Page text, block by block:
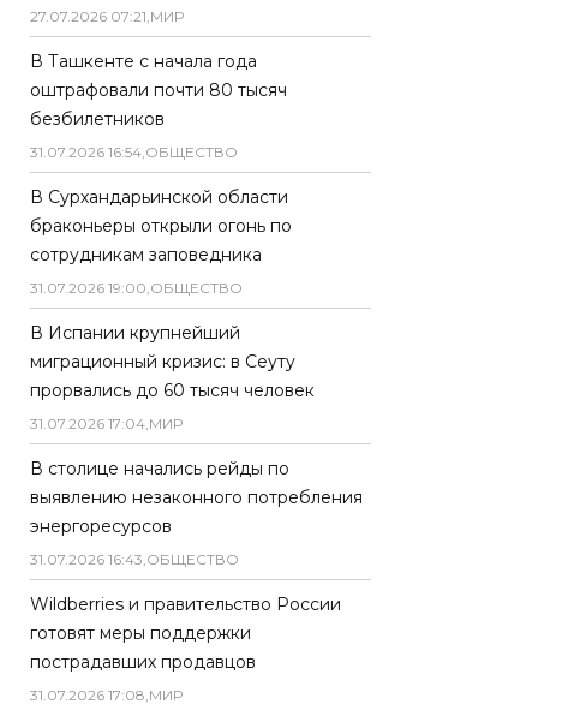
27.07.2026 07:21,МИР
В Ташкенте с начала года
оштрафовали почти 80 тысяч
безбилетников
31.07.2026 16:54,ОБЩЕСТВО
В Сурхандарьинской области
браконьеры открыли огонь по
сотрудникам заповедника
31.07.2026 19:00,ОБЩЕСТВО
В Испании крупнейший
миграционный кризис: в Сеуту
прорвались до 60 тысяч человек
31.07.2026 17:04,МИР
В столице начались рейды по
выявлению незаконного потребления
энергоресурсов
31.07.2026 16:43,ОБЩЕСТВО
Wildberries и правительство России
готовят меры поддержки
пострадавших продавцов
31.07.2026 17:08,МИР